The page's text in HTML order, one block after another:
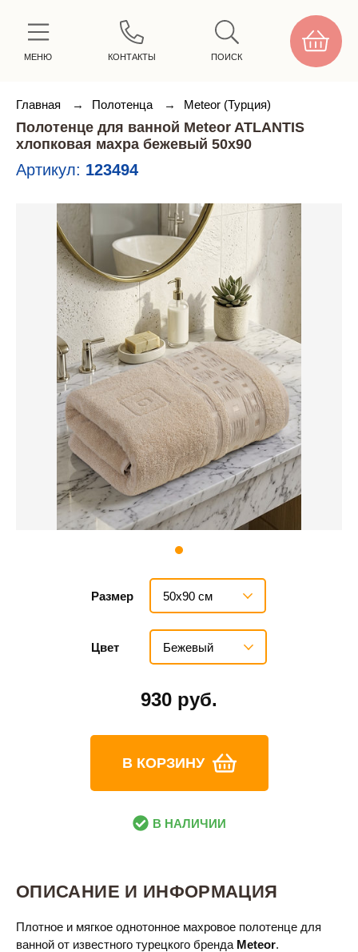
МЕНЮ КОНТАКТЫ ПОИСК
Главная → Полотенца → Meteor (Турция)
Полотенце для ванной Meteor ATLANTIS
хлопковая махра бежевый 50х90
Артикул: 123494
Размер 50х90 см
Цвет Бежевый
930 руб.
В КОРЗИНУ
В НАЛИЧИИ
ОПИСАНИЕ И ИНФОРМАЦИЯ
Плотное и мягкое однотонное махровое полотенце для
ванной от известного турецкого бренда Meteor.